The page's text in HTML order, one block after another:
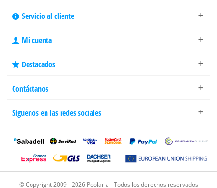
Servicio al cliente
Mi cuenta
Destacados
Contáctanos
Síguenos en las redes sociales
© Copyright 2009 - 2026 Poolaria - Todos los derechos reservados